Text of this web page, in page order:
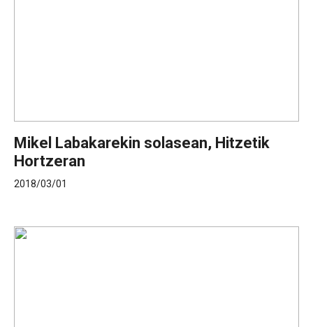
Mikel Labakarekin solasean, Hitzetik
Hortzeran
2018/03/01